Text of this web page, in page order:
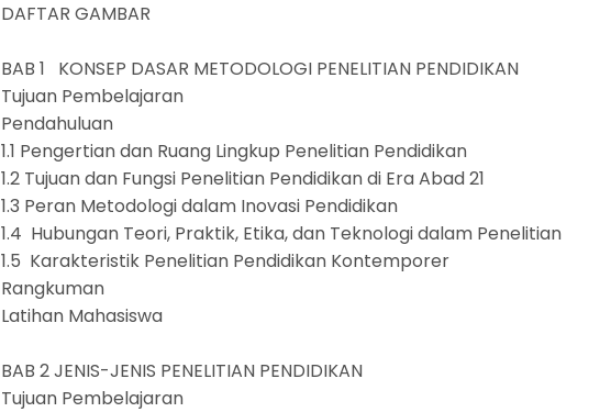
DAFTAR GAMBAR
BAB 1 KONSEP DASAR METODOLOGI PENELITIAN PENDIDIKAN
Tujuan Pembelajaran
Pendahuluan
1.1 Pengertian dan Ruang Lingkup Penelitian Pendidikan
1.2 Tujuan dan Fungsi Penelitian Pendidikan di Era Abad 21
1.3 Peran Metodologi dalam Inovasi Pendidikan
1.4 Hubungan Teori, Praktik, Etika, dan Teknologi dalam Penelitian
1.5 Karakteristik Penelitian Pendidikan Kontemporer
Rangkuman
Latihan Mahasiswa
BAB 2 JENIS-JENIS PENELITIAN PENDIDIKAN
Tujuan Pembelajaran